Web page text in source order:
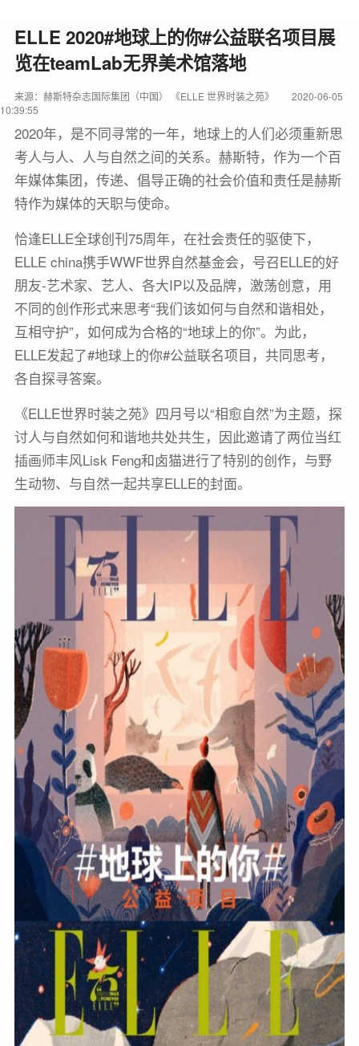
ELLE 2020#地球上的你#公益联名项目展
览在teamLab无界美术馆落地
来源：赫斯特杂志国际集团（中国） 《ELLE 世界时装之苑》
2020-06-05
10:39:55
2020年，是不同寻常的一年，地球上的人们必须重新思
考人与人、人与自然之间的关系。赫斯特，作为一个百
年媒体集团，传递、倡导正确的社会价值和责任是赫斯
特作为媒体的天职与使命。
恰逢ELLE全球创刊75周年，在社会责任的驱使下，
ELLE china携手WWF世界自然基金会，号召ELLE的好
朋友-艺术家、艺人、各大IP以及品牌，激荡创意，用
不同的创作形式来思考“我们该如何与自然和谐相处，
互相守护”，如何成为合格的“地球上的你”。为此，
ELLE发起了#地球上的你#公益联名项目，共同思考，
各自探寻答案。
《ELLE世界时装之苑》四月号以“相愈自然”为主题，探
讨人与自然如何和谐地共处共生，因此邀请了两位当红
插画师丰风Lisk Feng和卤猫进行了特别的创作，与野
生动物、与自然一起共享ELLE的封面。